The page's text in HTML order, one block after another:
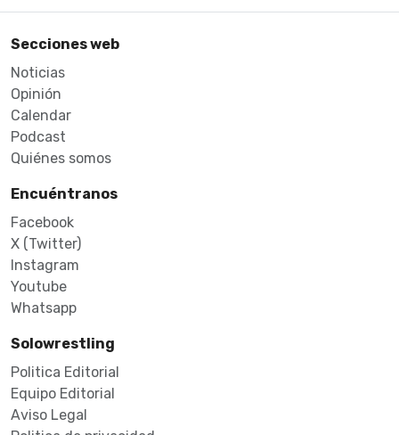
Secciones web
Noticias
Opinión
Calendar
Podcast
Quiénes somos
Encuéntranos
Facebook
X (Twitter)
Instagram
Youtube
Whatsapp
Solowrestling
Politica Editorial
Equipo Editorial
Aviso Legal